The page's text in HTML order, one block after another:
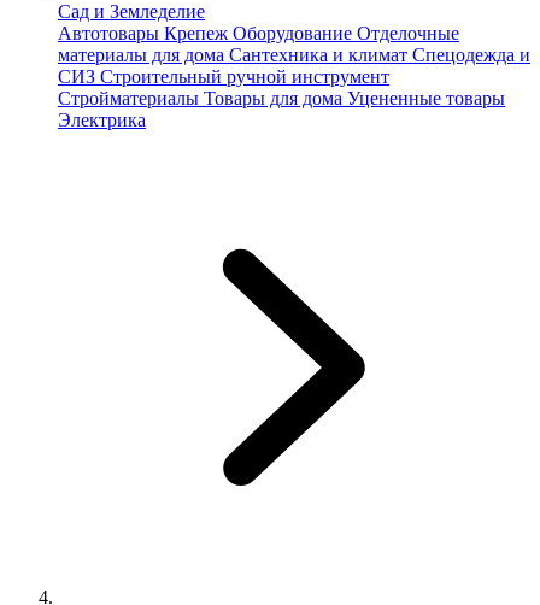
Сад и Земледелие
Автотовары Крепеж Оборудование Отделочные
материалы для дома Сантехника и климат Спецодежда и
СИЗ Строительный ручной инструмент
Стройматериалы Товары для дома Уцененные товары
Электрика